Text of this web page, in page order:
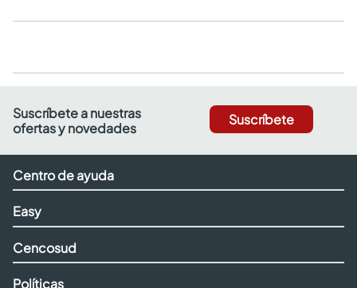
Suscríbete a nuestras
ofertas y novedades
Suscríbete
Centro de ayuda
Easy
Cencosud
Políticas